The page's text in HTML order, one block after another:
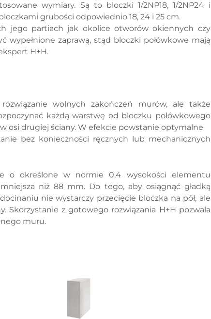
wymiary. Są to bloczki 1/2NP18, 1/2NP24 i
grubości odpowiednio 18, 24 i 25 cm.
jego partiach jak okolice otworów okiennych czy
zaprawą, stąd bloczki połówkowe mają
H+H.
wolnych zakończeń murów, ale także
każdą warstwę od bloczku połówkowego
osi drugiej ściany. W efekcie powstanie optymalne
bez konieczności ręcznych lub mechanicznych
o określone w normie 0,4 wysokości elementu
niż 88 mm. Do tego, aby osiągnąć gładką
nie wystarczy przecięcie bloczka na pół, ale
Skorzystanie z gotowego rozwiązania H+H pozwala
muru.